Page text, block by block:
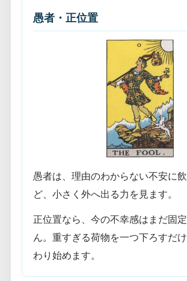
愚者・正位置
愚者は、理由のわからない不安に
ど、小さく外へ出る力を見ます。
正位置なら、今の不幸感はまだ固
ん。重すぎる荷物を一つ下ろすだ
わり始めます。